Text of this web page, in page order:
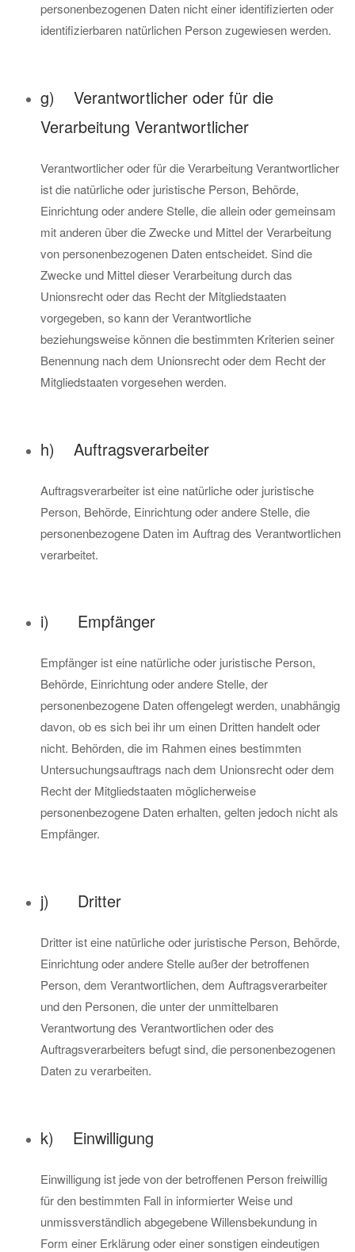
personenbezogenen Daten nicht einer identifizierten oder
identifizierbaren natürlichen Person zugewiesen werden.
g) Verantwortlicher oder für die
Verarbeitung Verantwortlicher
Verantwortlicher oder für die Verarbeitung Verantwortlicher
ist die natürliche oder juristische Person, Behörde,
Einrichtung oder andere Stelle, die allein oder gemeinsam
mit anderen über die Zwecke und Mittel der Verarbeitung
von personenbezogenen Daten entscheidet. Sind die
Zwecke und Mittel dieser Verarbeitung durch das
Unionsrecht oder das Recht der Mitgliedstaaten
vorgegeben, so kann der Verantwortliche
beziehungsweise können die bestimmten Kriterien seiner
Benennung nach dem Unionsrecht oder dem Recht der
Mitgliedstaaten vorgesehen werden.
h) Auftragsverarbeiter
Auftragsverarbeiter ist eine natürliche oder juristische
Person, Behörde, Einrichtung oder andere Stelle, die
personenbezogene Daten im Auftrag des Verantwortlichen
verarbeitet.
i) Empfänger
Empfänger ist eine natürliche oder juristische Person,
Behörde, Einrichtung oder andere Stelle, der
personenbezogene Daten offengelegt werden, unabhängig
davon, ob es sich bei ihr um einen Dritten handelt oder
nicht. Behörden, die im Rahmen eines bestimmten
Untersuchungsauftrags nach dem Unionsrecht oder dem
Recht der Mitgliedstaaten möglicherweise
personenbezogene Daten erhalten, gelten jedoch nicht als
Empfänger.
j) Dritter
Dritter ist eine natürliche oder juristische Person, Behörde,
Einrichtung oder andere Stelle außer der betroffenen
Person, dem Verantwortlichen, dem Auftragsverarbeiter
und den Personen, die unter der unmittelbaren
Verantwortung des Verantwortlichen oder des
Auftragsverarbeiters befugt sind, die personenbezogenen
Daten zu verarbeiten.
k) Einwilligung
Einwilligung ist jede von der betroffenen Person freiwillig
für den bestimmten Fall in informierter Weise und
unmissverständlich abgegebene Willensbekundung in
Form einer Erklärung oder einer sonstigen eindeutigen